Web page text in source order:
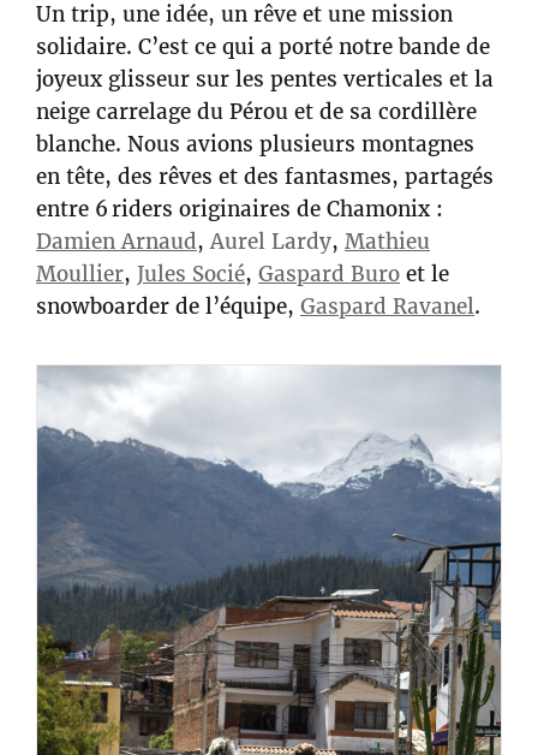
Un trip, une idée, un rêve et une mission
solidaire. C’est ce qui a porté notre bande de
joyeux glisseur sur les pentes verticales et la
neige carrelage du Pérou et de sa cordillère
blanche. Nous avions plusieurs montagnes
en tête, des rêves et des fantasmes, partagés
entre 6 riders originaires de Chamonix :
Damien Arnaud,Aurel Lardy, Mathieu
Moullier, Jules Socié, Gaspard Buro et le
snowboarder de l’équipe, Gaspard Ravanel.